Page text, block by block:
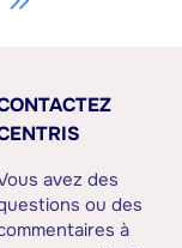
avez des
ou des
à